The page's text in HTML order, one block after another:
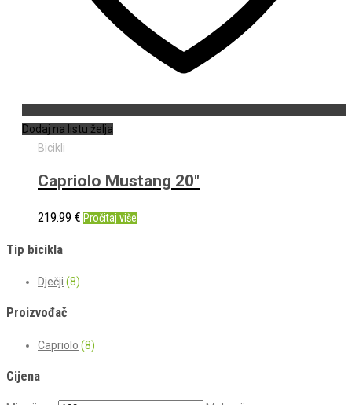
Dodaj na listu želja
Bicikli
Capriolo Mustang 20″
219.99 € Pročitaj više
Tip bicikla
Dječji (8)
Proizvođač
Capriolo (8)
Cijena